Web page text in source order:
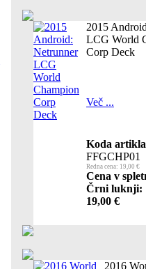
2015
LCG World
Corp Deck
Več ...
Koda
FFGCHP01
Redna cena: 19,00 €
Cena v
Črni luknji:
19,00 €
2016